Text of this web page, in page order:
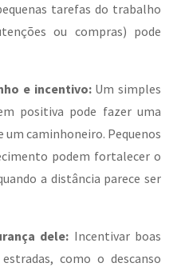
tarefas do trabalho
ou compras) pode
e incentivo:Um simples
positiva pode fazer uma
caminhoneiro. Pequenos
podem fortalecer o
a distância parece ser
dele: Incentivar boas
como o descanso